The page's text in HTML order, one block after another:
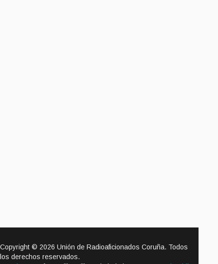
Copyright © 2026 Unión de Radioaficionados Coruña. Todos
los derechos reservados.